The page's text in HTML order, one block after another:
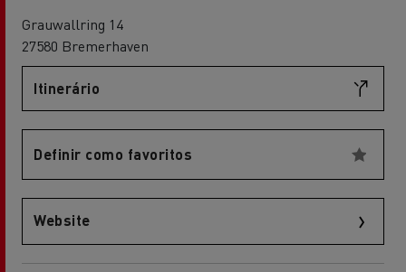
Grauwallring 14
27580 Bremerhaven
Itinerário
Definir como favoritos
Website